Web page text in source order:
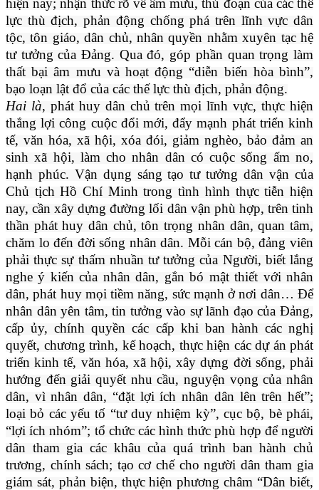
hiện nay; nhận thức rõ về âm mưu, thủ đoạn của các thế
lực thù địch, phản động chống phá trên lĩnh vực dân
tộc, tôn giáo, dân chủ, nhân quyền nhằm xuyên tạc hệ
tư tưởng của Đảng. Qua đó, góp phần quan trọng làm
thất bại âm mưu và hoạt động “diễn biến hòa bình”,
bạo loạn lật đổ của các thế lực thù địch, phản động.
Hai là, phát huy dân chủ trên mọi lĩnh vực, thực hiện
thắng lợi công cuộc đổi mới, đẩy mạnh phát triển kinh
tế, văn hóa, xã hội, xóa đói, giảm nghèo, bảo đảm an
sinh xã hội, làm cho nhân dân có cuộc sống ấm no,
hạnh phúc. Vận dụng sáng tạo tư tưởng dân vận của
Chủ tịch Hồ Chí Minh trong tình hình thực tiễn hiện
nay, cần xây dựng đường lối dân vận phù hợp, trên tinh
thần phát huy dân chủ, tôn trọng nhân dân, quan tâm,
chăm lo đến đời sống nhân dân. Mỗi cán bộ, đảng viên
phải thực sự thấm nhuần tư tưởng của Người, biết lắng
nghe ý kiến của nhân dân, gắn bó mật thiết với nhân
dân, phát huy mọi tiềm năng, sức mạnh ở nơi dân… Để
nhân dân yên tâm, tin tưởng vào sự lãnh đạo của Đảng,
cấp ủy, chính quyền các cấp khi ban hành các nghị
quyết, chương trình, kế hoạch, thực hiện các dự án phát
triển kinh tế, văn hóa, xã hội, xây dựng đời sống, phải
hướng đến giải quyết nhu cầu, nguyện vọng của nhân
dân, vì nhân dân, “đặt lợi ích nhân dân lên trên hết”;
loại bỏ các yếu tố “tư duy nhiệm kỳ”, cục bộ, bè phái,
“lợi ích nhóm”; tổ chức các hình thức phù hợp để người
dân tham gia các khâu của quá trình ban hành chủ
trương, chính sách; tạo cơ chế cho người dân tham gia
giám sát, phản biện, thực hiện phương châm “Dân biết,